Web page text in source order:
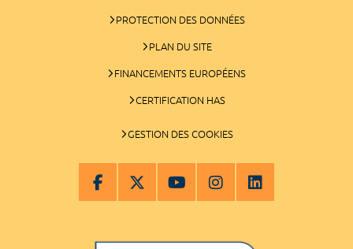
PROTECTION DES DONNÉES
PLAN DU SITE
FINANCEMENTS EUROPÉENS
CERTIFICATION HAS
GESTION DES COOKIES